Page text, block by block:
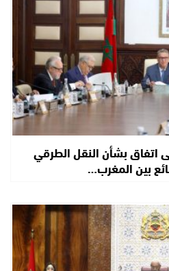
بشأن النقل الطرقي
بين المغرب…